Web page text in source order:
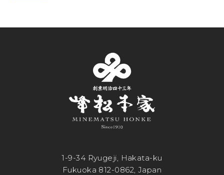
1-9-34 Ryugeji, Hakata-ku
Fukuoka 812-0862, Japan